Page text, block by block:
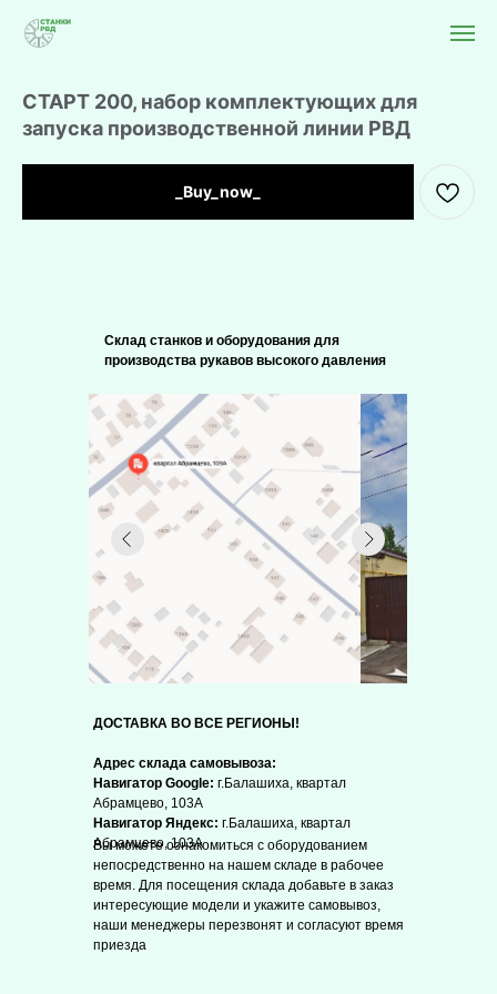
СТАРТ 200, набор комплектующих для
запуска производственной линии РВД
_Buy_now_
Склад станков и оборудования для
производства рукавов высокого давления
ДОСТАВКА ВО ВСЕ РЕГИОНЫ!
Адрес склада самовывоза:
Навигатор Google: г.Балашиха, квартал
Абрамцево, 103А
Навигатор Яндекс: г.Балашиха, квартал
Абрамцево, 103А
Вы можете ознакомиться с оборудованием
непосредственно на нашем складе в рабочее
время. Для посещения склада добавьте в заказ
интересующие модели и укажите самовывоз,
наши менеджеры перезвонят и согласуют время
приезда